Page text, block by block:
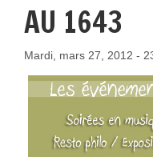
AU 1643
Mardi, mars 27, 2012 -